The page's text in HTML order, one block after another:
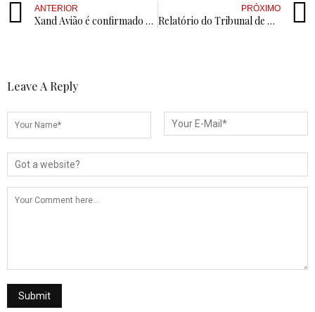
ANTERIOR
Xand Avião é confirmado como atração principal da MICARANHAS 2025, em São José de Piranhas
PRÓXIMO
Relatório do Tribunal de Contas diz que obra de creche no bairro São Francisco está em atraso e vê prejuízos para famílias de Cajazeiras
Leave A Reply